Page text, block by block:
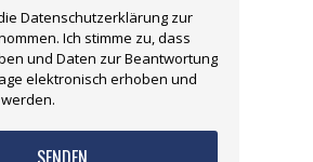
Datenschutzerklärung zur
Ich stimme zu, dass
und Daten zur Beantwortung
elektronisch erhoben und